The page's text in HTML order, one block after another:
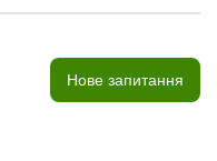
Нове запитання